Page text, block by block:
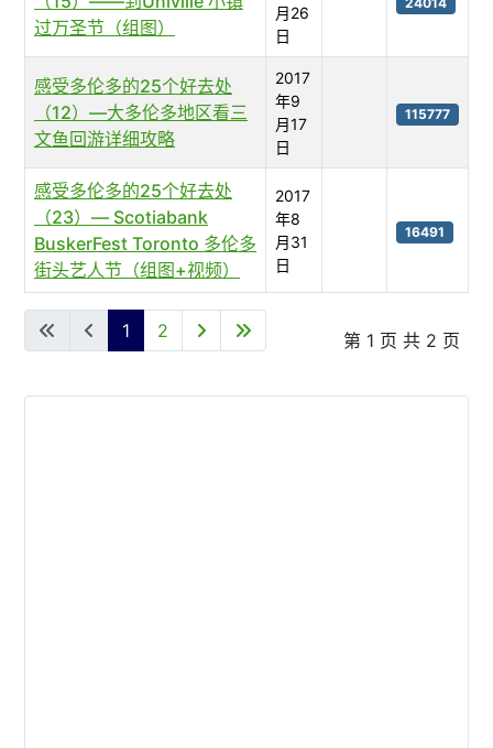
文章列表
过万圣节（组图）
月26
日
感受多伦多的25个好去处
（12）—大多伦多地区看三
文鱼回游详细攻略
2017
年9
月17
日
115777
感受多伦多的25个好去处
（23）— Scotiabank
BuskerFest Toronto 多伦多
街头艺人节（组图+视频）
2017
年8
月31
日
16491
第 1 页 共 2 页
1 2